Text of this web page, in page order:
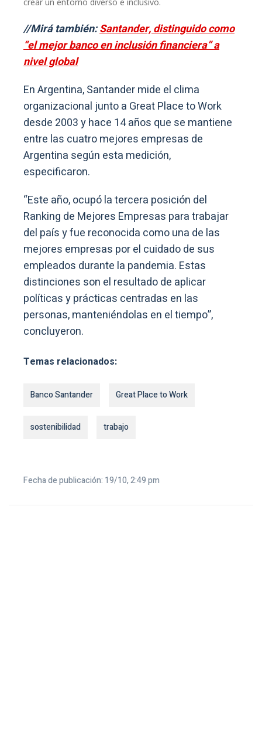
//Mirá también:Santander, distinguido como
“el mejor banco en inclusión financiera” a
nivel global
En Argentina, Santander mide el clima
organizacional junto a Great Place to Work
desde 2003 y hace 14 años que se mantiene
entre las cuatro mejores empresas de
Argentina según esta medición,
especificaron.
“Este año, ocupó la tercera posición del
Ranking de Mejores Empresas para trabajar
del país y fue reconocida como una de las
mejores empresas por el cuidado de sus
empleados durante la pandemia. Estas
distinciones son el resultado de aplicar
políticas y prácticas centradas en las
personas, manteniéndolas en el tiempo”,
concluyeron.
Temas relacionados:
Banco Santander Great Place to Work
sostenibilidad trabajo
Fecha de publicación: 19/10, 2:49 pm